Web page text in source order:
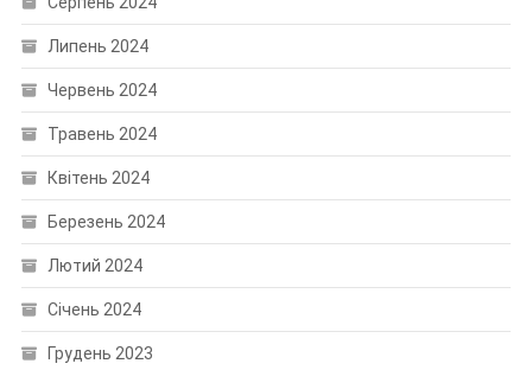
Липень 2024
Червень 2024
Травень 2024
Квітень 2024
Березень 2024
Лютий 2024
Січень 2024
Грудень 2023